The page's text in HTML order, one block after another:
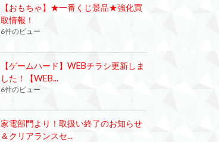
【おもちゃ】★一番くじ景品★強化買
取情報！
6件のビュー
【ゲームハード】WEBチラシ更新しま
した！【WEB...
6件のビュー
家電部門より！取扱い終了のお知らせ
＆クリアランスセ...